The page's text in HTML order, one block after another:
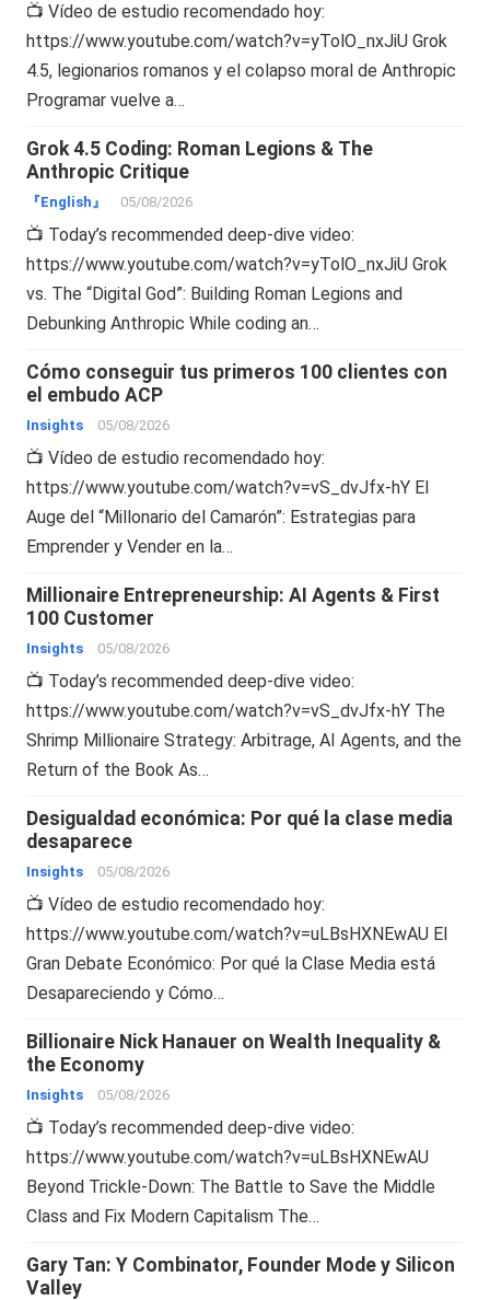
📺 Vídeo de estudio recomendado hoy:
https://www.youtube.com/watch?v=yTolO_nxJiU Grok
4.5, legionarios romanos y el colapso moral de Anthropic
Programar vuelve a…
Grok 4.5 Coding: Roman Legions & The
Anthropic Critique
『English』 05/08/2026
📺 Today’s recommended deep-dive video:
https://www.youtube.com/watch?v=yTolO_nxJiU Grok
vs. The “Digital God”: Building Roman Legions and
Debunking Anthropic While coding an…
Cómo conseguir tus primeros 100 clientes con
el embudo ACP
Insights 05/08/2026
📺 Vídeo de estudio recomendado hoy:
https://www.youtube.com/watch?v=vS_dvJfx-hY El
Auge del “Millonario del Camarón”: Estrategias para
Emprender y Vender en la…
Millionaire Entrepreneurship: AI Agents & First
100 Customer
Insights 05/08/2026
📺 Today’s recommended deep-dive video:
https://www.youtube.com/watch?v=vS_dvJfx-hY The
Shrimp Millionaire Strategy: Arbitrage, AI Agents, and the
Return of the Book As…
Desigualdad económica: Por qué la clase media
desaparece
Insights 05/08/2026
📺 Vídeo de estudio recomendado hoy:
https://www.youtube.com/watch?v=uLBsHXNEwAU El
Gran Debate Económico: Por qué la Clase Media está
Desapareciendo y Cómo…
Billionaire Nick Hanauer on Wealth Inequality &
the Economy
Insights 05/08/2026
📺 Today’s recommended deep-dive video:
https://www.youtube.com/watch?v=uLBsHXNEwAU
Beyond Trickle-Down: The Battle to Save the Middle
Class and Fix Modern Capitalism The…
Gary Tan: Y Combinator, Founder Mode y Silicon
Valley